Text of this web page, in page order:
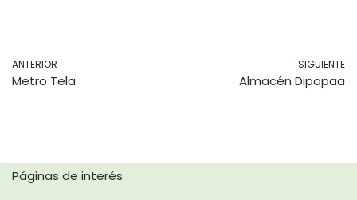
ANTERIOR
Metro Tela
SIGUIENTE
Almacén Dipopaa
Páginas de interés